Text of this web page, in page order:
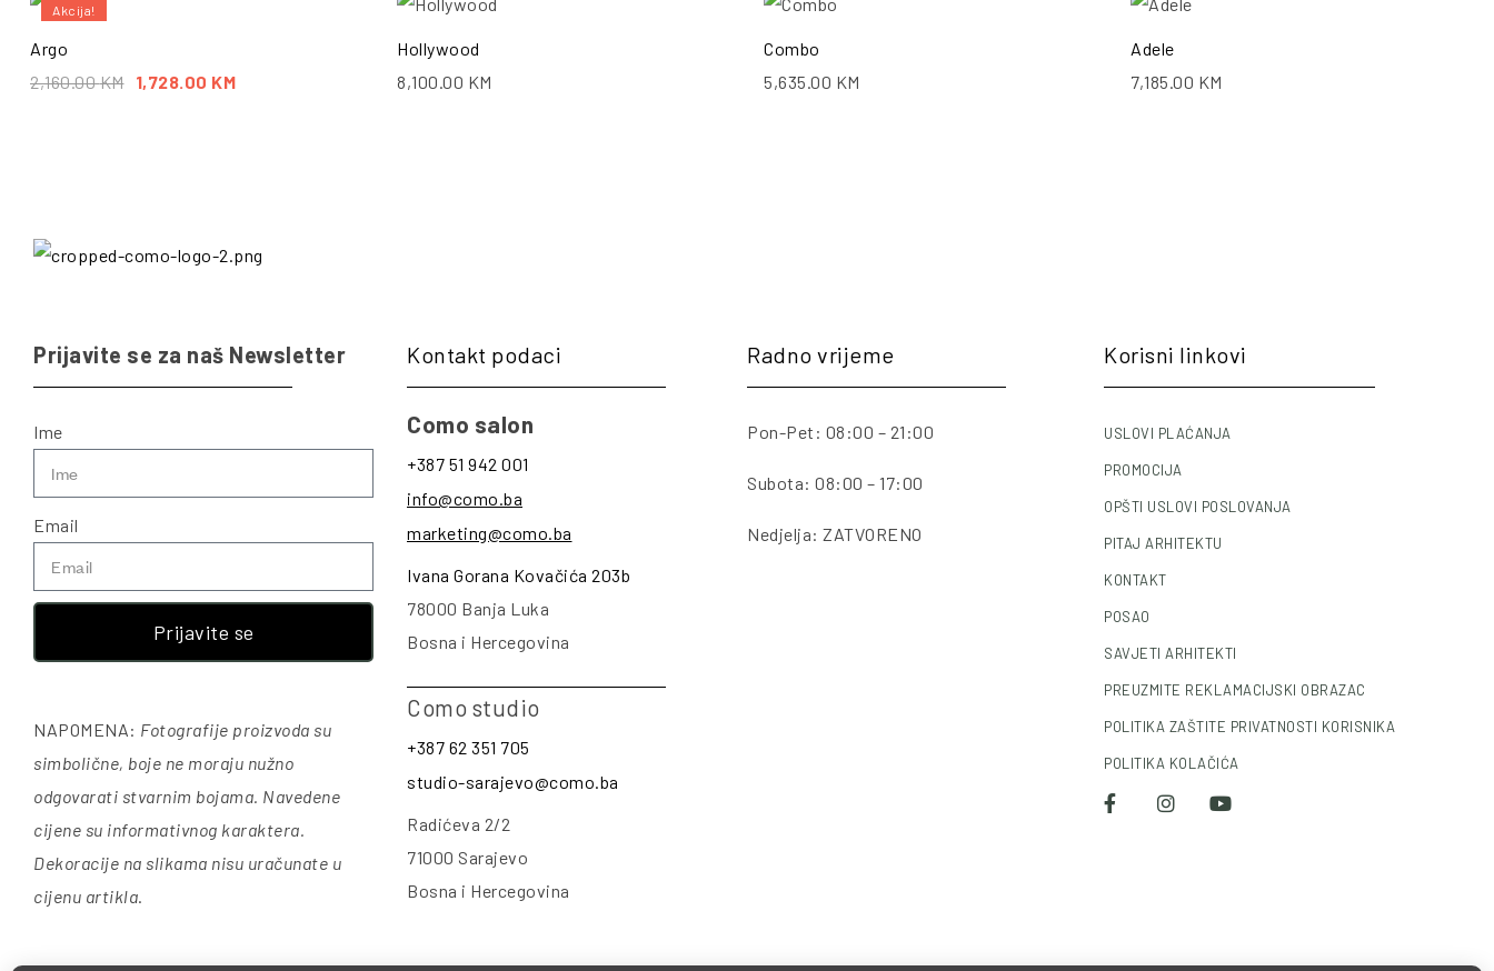
Akcija!
Argo
2,160.00KM 1,728.00 KM
Hollywood
8,100.00 KM
Combo
5,635.00 KM
Adele
7,185.00 KM
Prijavite se za naš Newsletter
Ime
Email
Prijavite se
NAPOMENA: Fotografije proizvoda su
simbolične, boje ne moraju nužno
odgovarati stvarnim bojama. Navedene
cijene su informativnog karaktera.
Dekoracije na slikama nisu uračunate u
cijenu artikla.
Kontakt podaci
Como salon
+387 51 942 001
info@como.ba
marketing@como.ba
Ivana Gorana Kovačića 203b
78000 Banja Luka
Bosna i Hercegovina
Como studio
+387 62 351 705
studio-sarajevo@como.ba
Radićeva 2/2
71000 Sarajevo
Bosna i Hercegovina
Radno vrijeme
Pon-Pet: 08:00 – 21:00
Subota: 08:00 – 17:00
Nedjelja: ZATVORENO
Korisni linkovi
USLOVI PLAĆANJA
PROMOCIJA
OPŠTI USLOVI POSLOVANJA
PITAJ ARHITEKTU
KONTAKT
POSAO
SAVJETI ARHITEKTI
PREUZMITE REKLAMACIJSKI OBRAZAC
POLITIKA ZAŠTITE PRIVATNOSTI KORISNIKA
POLITIKA KOLAČIĆA